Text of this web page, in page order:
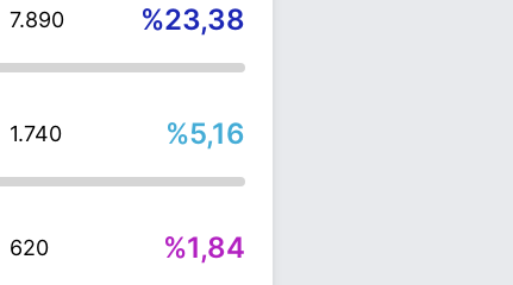
7.890 %23,38
1.740 %5,16
620 %1,84